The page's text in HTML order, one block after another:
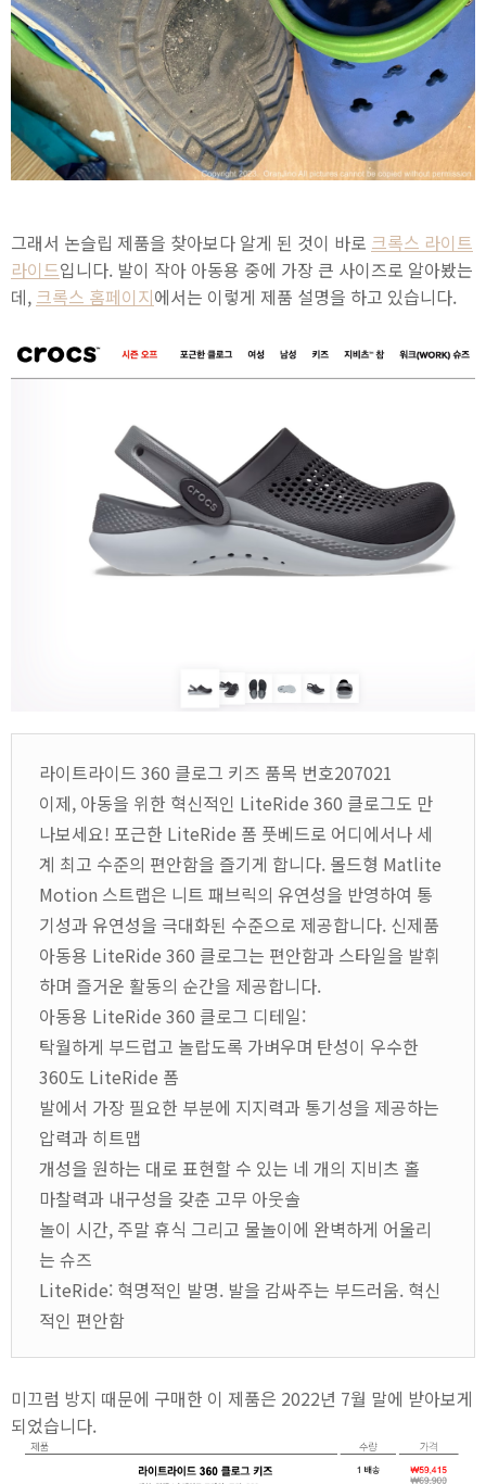
그래서 논슬립 제품을 찾아보다 알게 된 것이 바로 크록스 라이트
라이드입니다. 발이 작아 아동용 중에 가장 큰 사이즈로 알아봤는
데, 크록스 홈페이지에서는 이렇게 제품 설명을 하고 있습니다.
라이트라이드 360 클로그 키즈 품목 번호207021
이제, 아동을 위한 혁신적인 LiteRide 360 클로그도 만
나보세요! 포근한 LiteRide 폼 풋베드로 어디에서나 세
계 최고 수준의 편안함을 즐기게 합니다. 몰드형 Matlite
Motion 스트랩은 니트 패브릭의 유연성을 반영하여 통
기성과 유연성을 극대화된 수준으로 제공합니다. 신제품
아동용 LiteRide 360 클로그는 편안함과 스타일을 발휘
하며 즐거운 활동의 순간을 제공합니다.
아동용 LiteRide 360 클로그 디테일:
탁월하게 부드럽고 놀랍도록 가벼우며 탄성이 우수한
360도 LiteRide 폼
발에서 가장 필요한 부분에 지지력과 통기성을 제공하는
압력과 히트맵
개성을 원하는 대로 표현할 수 있는 네 개의 지비츠 홀
마찰력과 내구성을 갖춘 고무 아웃솔
놀이 시간, 주말 휴식 그리고 물놀이에 완벽하게 어울리
는 슈즈
LiteRide: 혁명적인 발명. 발을 감싸주는 부드러움. 혁신
적인 편안함
미끄럼 방지 때문에 구매한 이 제품은 2022년 7월 말에 받아보게
되었습니다.